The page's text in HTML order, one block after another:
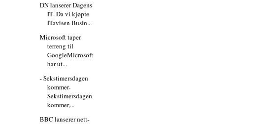
DN lanserer Dagens
IT- Da vi kjøpte
ITavisen Busin...
Microsoft taper
terreng til
GoogleMicrosoft
har ut...
- Sekstimersdagen
kommer-
Sekstimersdagen
kommer,...
BBC lanserer nett-